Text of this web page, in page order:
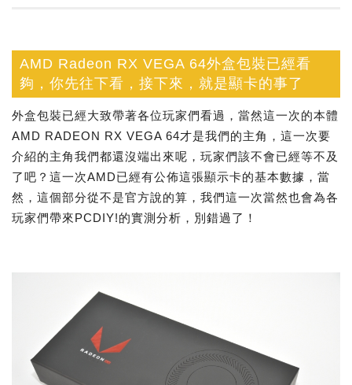
AMD Radeon RX VEGA 64外盒包裝已經看
夠，你先往下看，接下來，就是顯卡的事了
外盒包裝已經大致帶著各位玩家們看過，當然這一次的本體
AMD RADEON RX VEGA 64才是我們的主角，這一次要
介紹的主角我們都還沒端出來呢，玩家們該不會已經等不及
了吧？這一次AMD已經有公佈這張顯示卡的基本數據，當
然，這個部分從不是官方說的算，我們這一次當然也會為各
玩家們帶來PCDIY!的實測分析，別錯過了！